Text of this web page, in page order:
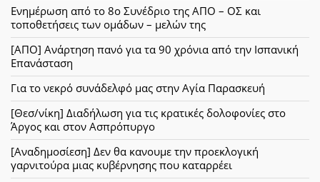
Ενημέρωση από το 8ο Συνέδριο της ΑΠΟ – ΟΣ και
τοποθετήσεις των ομάδων – μελών της
[ΑΠΟ] Ανάρτηση πανό για τα 90 χρόνια από την Ισπανική
Επανάσταση
Για το νεκρό συνάδελφό μας στην Αγία Παρασκευή
[Θεσ/νίκη] Διαδήλωση για τις κρατικές δολοφονίες στο
Άργος και στον Ασπρόπυργο
[Αναδημοσίεση] Δεν θα κανουμε την προεκλογική
γαρνιτούρα μιας κυβέρνησης που καταρρέει